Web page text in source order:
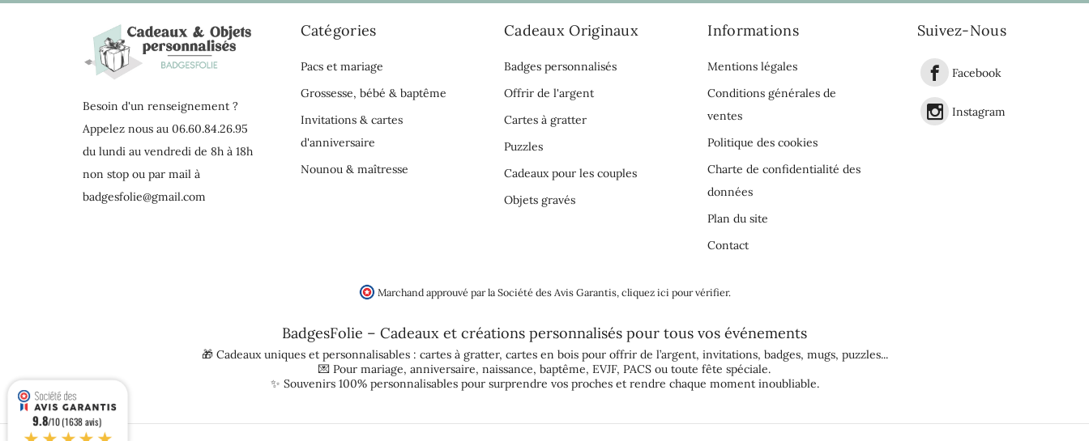
Besoin d'un renseignement ?
Appelez nous au 06.60.84.26.95
du lundi au vendredi de 8h à 18h
non stop ou par mail à
badgesfolie@gmail.com
Catégories
Pacs et mariage
Grossesse, bébé & baptême
Invitations & cartes
d'anniversaire
Nounou & maîtresse
Cadeaux Originaux
Badges personnalisés
Offrir de l'argent
Cartes à gratter
Puzzles
Cadeaux pour les couples
Objets gravés
Informations
Mentions légales
Conditions générales de
ventes
Politique des cookies
Charte de confidentialité des
données
Plan du site
Contact
Suivez-Nous
Facebook
Instagram
Marchand approuvé par la Société des Avis Garantis, cliquez ici pour vérifier.
BadgesFolie – Cadeaux et créations personnalisés pour tous vos événements
🎁 Cadeaux uniques et personnalisables : cartes à gratter, cartes en bois pour offrir de l’argent, invitations, badges, mugs, puzzles...
💌 Pour mariage, anniversaire, naissance, baptême, EVJF, PACS ou toute fête spéciale.
✨ Souvenirs 100% personnalisables pour surprendre vos proches et rendre chaque moment inoubliable.
9.8/10 (1638 avis)